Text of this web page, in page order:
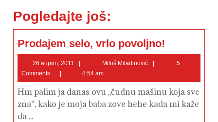
Pogledajte još:
Prodajem selo, vrlo povoljno!
vrlo
povoljno!
26 април, 2011
април,
Miloš Miladinović
5
Comments
8:54 am
Hm palim ja danas ovu ,,čudnu mašinu koja sve
zna“, kako je moja baba zove hehe kada mi kaže
da ...